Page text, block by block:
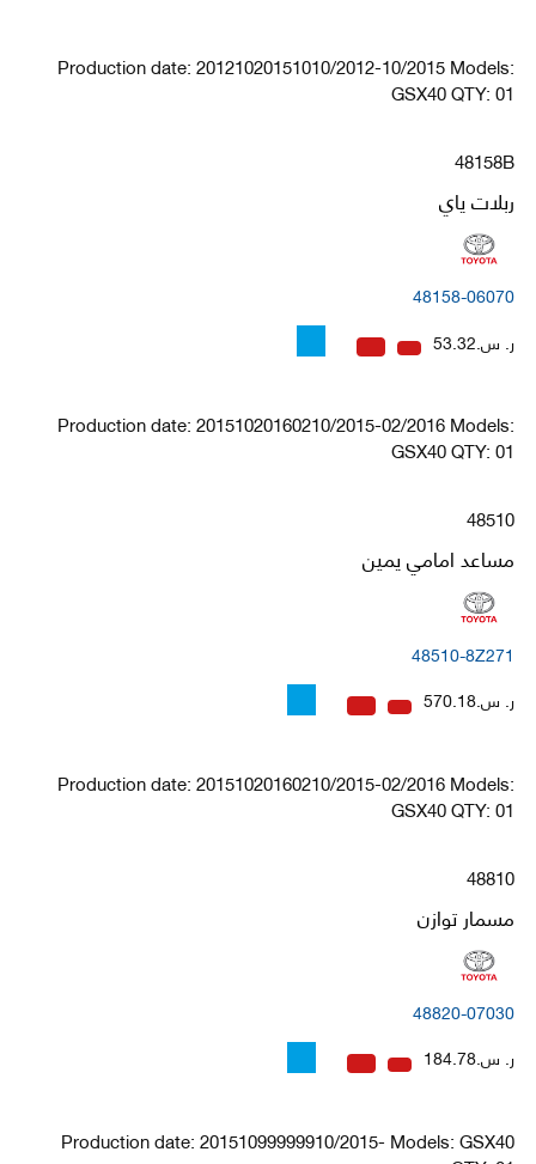
Production date: 20121020151010/2012-10/2015 Models:
GSX40 QTY: 01
48158B
ربلات ياي
48158-06070
ر. س.53.32
Production date: 20151020160210/2015-02/2016 Models:
GSX40 QTY: 01
48510
مساعد امامي يمين
48510-8Z271
ر. س.570.18
Production date: 20151020160210/2015-02/2016 Models:
GSX40 QTY: 01
48810
مسمار توازن
48820-07030
ر. س.184.78
Production date: 20151099999910/2015- Models: GSX40